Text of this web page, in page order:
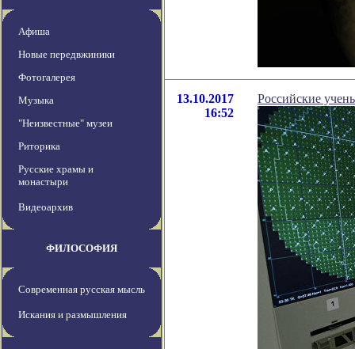
Афиша
Новые передвжиники
Фотогалерея
Музыка
"Неизвестные" музеи
Риторика
Русские храмы и
монастыри
Видеоархив
ФИЛОСОФИЯ
Современная русская мысль
Искания и размышления
13.10.2017
16:52
Российские